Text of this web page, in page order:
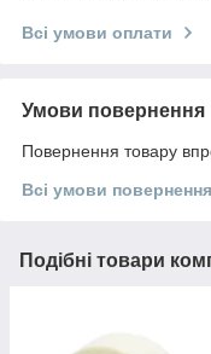
Всі умови оплати
Умови повернення
Повернення товару
Всі умови повернення
Подібні товари